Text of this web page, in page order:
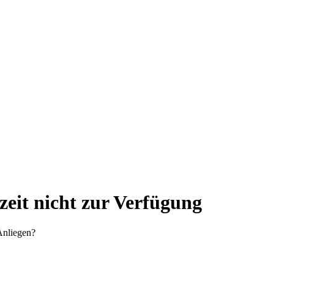
nicht zur Verfügung